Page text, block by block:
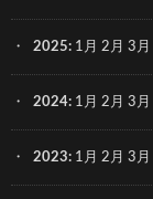
2025: 1月 2月 3月
2024: 1月 2月 3月
2023: 1月 2月 3月